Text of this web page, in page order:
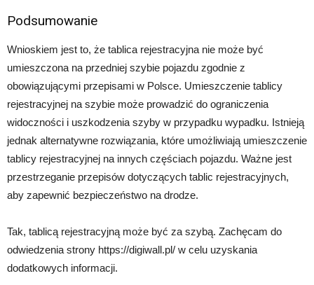
Podsumowanie
Wnioskiem jest to, że tablica rejestracyjna nie może być
umieszczona na przedniej szybie pojazdu zgodnie z
obowiązującymi przepisami w Polsce. Umieszczenie tablicy
rejestracyjnej na szybie może prowadzić do ograniczenia
widoczności i uszkodzenia szyby w przypadku wypadku. Istnieją
jednak alternatywne rozwiązania, które umożliwiają umieszczenie
tablicy rejestracyjnej na innych częściach pojazdu. Ważne jest
przestrzeganie przepisów dotyczących tablic rejestracyjnych,
aby zapewnić bezpieczeństwo na drodze.
Tak, tablicą rejestracyjną może być za szybą. Zachęcam do
odwiedzenia strony https://digiwall.pl/ w celu uzyskania
dodatkowych informacji.